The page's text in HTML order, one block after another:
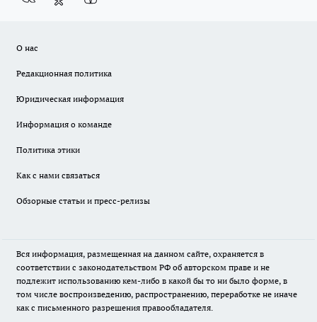
О нас
Редакционная политика
Юридическая информация
Информация о команде
Политика этики
Как с нами связаться
Обзорные статьи и пресс-релизы
Вся информация, размещенная на данном сайте, охраняется в
соответствии с законодательством РФ об авторском праве и не
подлежит использованию кем-либо в какой бы то ни было форме, в
том числе воспроизведению, распространению, переработке не иначе
как с письменного разрешения правообладателя.